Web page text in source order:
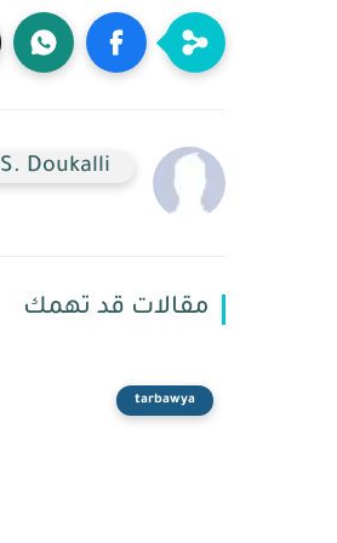
S. Doukalli
مقالات قد تهمك
tarbawya